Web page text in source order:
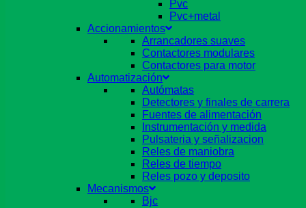
Pvc
Pvc+metal
Accionamientos
Arrancadores suaves
Contactores modulares
Contactores para motor
Automatización
Autómatas
Detectores y finales de carrera
Fuentes de alimentación
Instrumentación y medida
Pulsateria y señalizacion
Reles de maniobra
Reles de tiempo
Reles pozo y deposito
Mecanismos
Bjc